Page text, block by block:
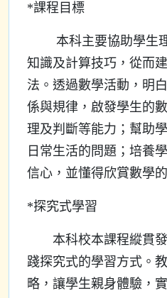
*課程目標
本科主要協助學生理
知識及計算技巧，從而
法。透過數學活動，明
係與規律，啟發學生的
理及判斷等能力；幫助
日常生活的問題；培養
信心，並懂得欣賞數學
*探究式學習
本科校本課程縱貫發
踐探究式的學習方式。
略，讓學生親身體驗，